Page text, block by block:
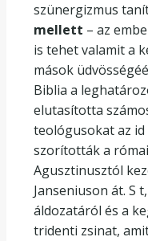
szünergizmus
mellett – az
is tehet valamit a
mások
Biblia a
elutasította
teológusokat az
szorították a
Agusztinusztól
Janseniuson át. S
áldozatáról és a
tridenti zsinat,